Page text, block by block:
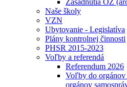
Zasadnutia OZ
Naše školy
VZN
Ubytovanie - Legislatíva
Plány kontrolnej činnosti
PHSR 2015-2023
Voľby a referendá
Referendum 2026
Voľby do orgánov
orgánov